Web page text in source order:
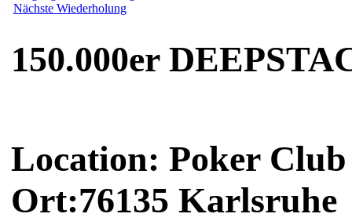
Nächste Wiederholung
150.000er
Location: Poker Club
Ort:76135 Karlsruhe